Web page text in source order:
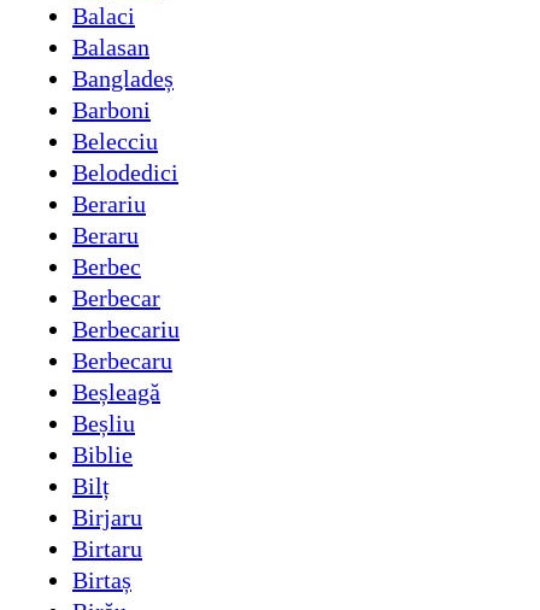
Balaci
Balasan
Bangladeș
Barboni
Belecciu
Belodedici
Berariu
Beraru
Berbec
Berbecar
Berbecariu
Berbecaru
Beșleagă
Beșliu
Biblie
Bilț
Birjaru
Birtaru
Birtaș